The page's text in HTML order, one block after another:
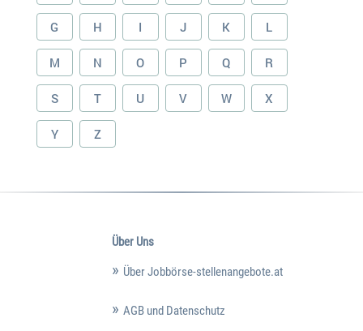
G H I J K L
M N O P Q R
S T U V W X
Y Z
Über Uns
Über Jobbörse-stellenangebote.at
AGB und Datenschutz